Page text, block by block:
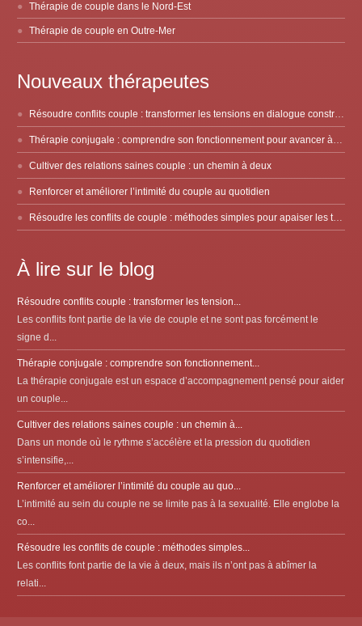
Thérapie de couple dans le Nord-Est
Thérapie de couple en Outre-Mer
Nouveaux thérapeutes
Résoudre conflits couple : transformer les tensions en dialogue constructif
Thérapie conjugale : comprendre son fonctionnement pour avancer à deux
Cultiver des relations saines couple : un chemin à deux
Renforcer et améliorer l’intimité du couple au quotidien
Résoudre les conflits de couple : méthodes simples pour apaiser les tensions
À lire sur le blog
Résoudre conflits couple : transformer les tension...
Les conflits font partie de la vie de couple et ne sont pas forcément le
signe d...
Thérapie conjugale : comprendre son fonctionnement...
La thérapie conjugale est un espace d’accompagnement pensé pour aider
un couple...
Cultiver des relations saines couple : un chemin à...
Dans un monde où le rythme s’accélère et la pression du quotidien
s’intensifie,...
Renforcer et améliorer l’intimité du couple au quo...
L’intimité au sein du couple ne se limite pas à la sexualité. Elle englobe la
co...
Résoudre les conflits de couple : méthodes simples...
Les conflits font partie de la vie à deux, mais ils n’ont pas à abîmer la
relati...